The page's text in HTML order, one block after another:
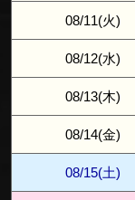
08/11(火)
08/12(水)
08/13(木)
08/14(金)
08/15(土)